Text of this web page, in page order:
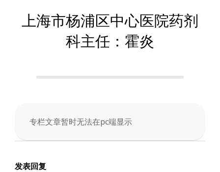
数
会
上海市杨浦区中心医院药剂
科主任：霍炎
专栏文章暂时无法在pc端显示
2025-
05
发表回复